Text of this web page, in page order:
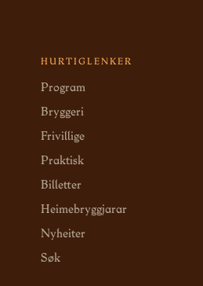
HURTIGLENKER
Program
Bryggeri
Frivillige
Praktisk
Billetter
Heimebryggjarar
Nyheiter
Søk